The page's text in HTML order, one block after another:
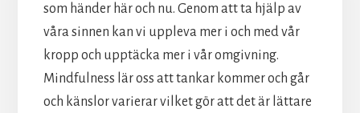
som händer här och nu. Genom att ta hjälp av
våra sinnen kan vi uppleva mer i och med vår
kropp och upptäcka mer i vår omgivning.
Mindfulness lär oss att tankar kommer och går
och känslor varierar vilket gör att det är lättare